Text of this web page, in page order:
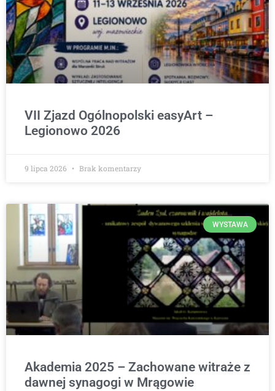
VII Zjazd Ogólnopolski easyArt –
Legionowo 2026
9 lipca 2026 Brak komentarzy
WYSTAWA
Akademia 2025 – Zachowane witraże z
dawnej synagogi w Mrągowie